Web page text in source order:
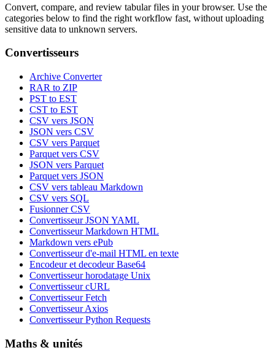
Convert, compare, and review tabular files in your browser. Use the
categories below to find the right workflow fast, without uploading
sensitive data to unknown servers.
Convertisseurs
Archive Converter
RAR to ZIP
PST to EST
CST to EST
CSV vers JSON
JSON vers CSV
CSV vers Parquet
Parquet vers CSV
JSON vers Parquet
Parquet vers JSON
CSV vers tableau Markdown
CSV vers SQL
Fusionner CSV
Convertisseur JSON YAML
Convertisseur Markdown HTML
Markdown vers ePub
Convertisseur d'e-mail HTML en texte
Encodeur et decodeur Base64
Convertisseur horodatage Unix
Convertisseur cURL
Convertisseur Fetch
Convertisseur Axios
Convertisseur Python Requests
Maths & unités